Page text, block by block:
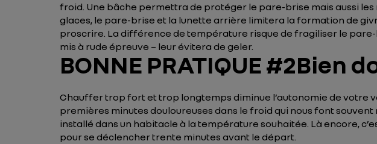
froid. Une bâche permettra de protéger le pare-brise mais aussi
glaces, le pare-brise et la lunette arrière limitera la formation de
proscrire. La différence de température risque de fragiliser le
mis à rude épreuve – leur évitera de geler.
BONNE PRATIQUE #2Bien
Chauffer trop fort et trop longtemps diminue l’autonomie de votre
premières minutes douloureuses dans le froid qui nous font
installé dans un habitacle à la température souhaitée. Là encore,
pour se déclencher trente minutes avant le départ.